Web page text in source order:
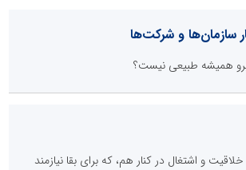
سازمان‌ها و شرکت‌ها
همیشه طبیعی نیست؟
و اشتغال در کنار هم، که برای بقا نیازمند